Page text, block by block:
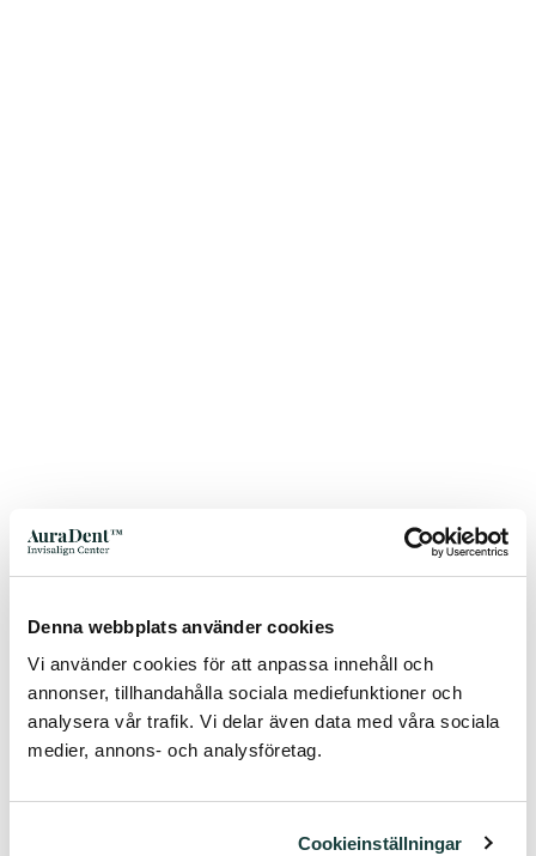
Denna webbplats använder cookies
Vi använder cookies för att anpassa innehåll och
annonser, tillhandahålla sociala mediefunktioner och
analysera vår trafik. Vi delar även data med våra sociala
medier, annons- och analysföretag.
Cookieinställningar